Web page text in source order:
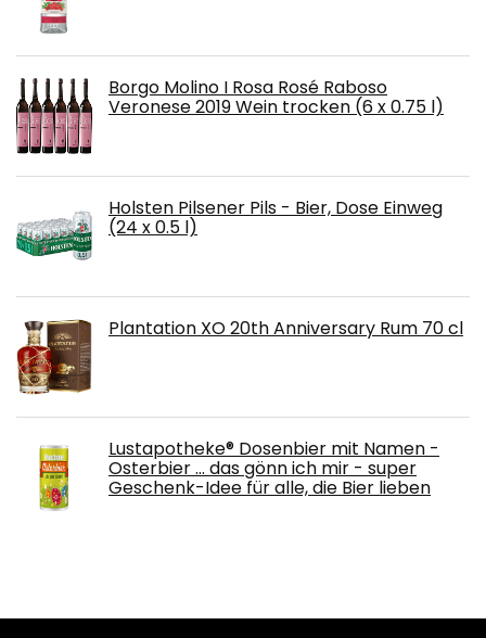
Borgo Molino I Rosa Rosé Raboso
Veronese 2019 Wein trocken (6 x 0.75 l)
Holsten Pilsener Pils - Bier, Dose Einweg
(24 x 0.5 l)
Plantation XO 20th Anniversary Rum 70 cl
Lustapotheke® Dosenbier mit Namen -
Osterbier … das gönn ich mir - super
Geschenk-Idee für alle, die Bier lieben